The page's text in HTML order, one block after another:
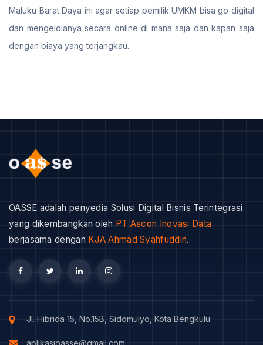
Maluku Barat Daya ini agar setiap pemilik UMKM bisa go digital
dan mengelolanya secara online di mana saja dan kapan saja
dengan biaya yang terjangkau.
OASSE adalah penyedia Solusi Digital Bisnis Terintegrasi
yang dikembangkan oleh PT Ascon Inovasi Data
berjasama dengan KJA Ahmad Syahfuddin.
Jl. Hibrida 15, No.15B, Sidomulyo, Kota Bengkulu
aplikasioasse@gmail.com